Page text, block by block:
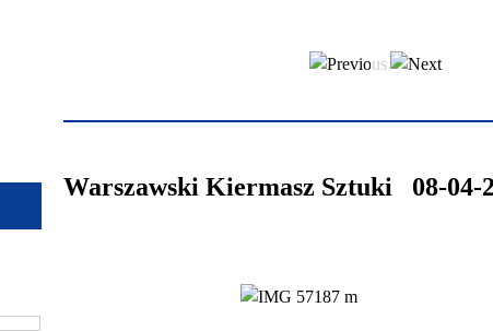
Warszawski Kiermasz Sztuki 08-04-